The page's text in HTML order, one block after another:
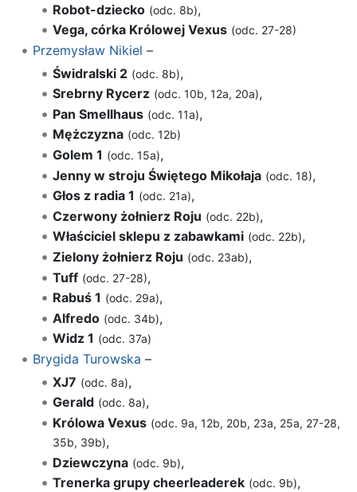
Robot-dziecko (odc. 8b),
Vega, córka Królowej Vexus (odc. 27-28)
Przemysław Nikiel –
Świdralski 2 (odc. 8b),
Srebrny Rycerz (odc. 10b, 12a, 20a),
Pan Smellhaus (odc. 11a),
Mężczyzna (odc. 12b)
Golem 1 (odc. 15a),
Jenny w stroju Świętego Mikołaja (odc. 18),
Głos z radia 1 (odc. 21a),
Czerwony żołnierz Roju (odc. 22b),
Właściciel sklepu z zabawkami (odc. 22b),
Zielony żołnierz Roju (odc. 23ab),
Tuff (odc. 27-28),
Rabuś 1 (odc. 29a),
Alfredo (odc. 34b),
Widz 1 (odc. 37a)
Brygida Turowska –
XJ7 (odc. 8a),
Gerald (odc. 8a),
Królowa Vexus (odc. 9a, 12b, 20b, 23a, 25a, 27-28,
35b, 39b),
Dziewczyna (odc. 9b),
Trenerka grupy cheerleaderek (odc. 9b),